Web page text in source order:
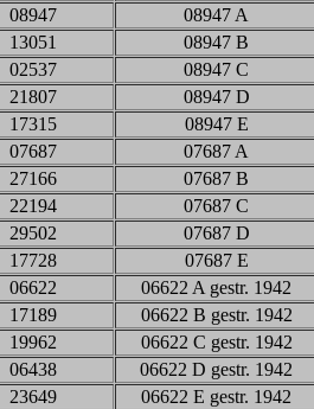
08947
08947 A
13051
08947 B
02537
08947 C
21807
08947 D
17315
08947 E
07687
07687 A
27166
07687 B
22194
07687 C
29502
07687 D
17728
07687 E
06622
06622 A gestr. 1942
17189
06622 B gestr. 1942
19962
06622 C gestr. 1942
06438
06622 D gestr. 1942
23649
06622 E gestr. 1942